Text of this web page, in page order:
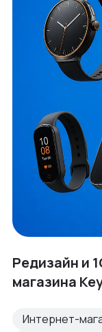
Редизайн и
магазина
Интернет-